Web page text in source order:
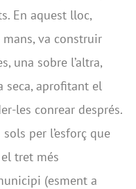
En aquest lloc,
mans, va construir
una sobre l’altra,
seca, aprofitant el
les conrear després.
per l’esforç que
tret més
(esment a